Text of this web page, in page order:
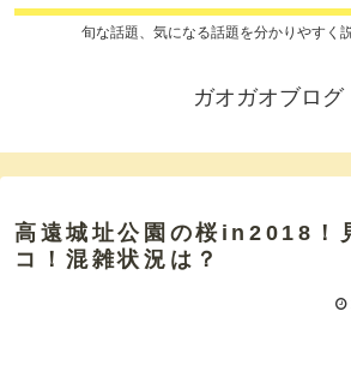
旬な話題、気になる話題を分かりやすく
ガオガオブログ
高遠城址公園の桜in2018！
コ！混雑状況は？